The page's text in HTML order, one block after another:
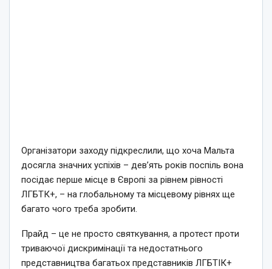
Організатори заходу підкреслили, що хоча Мальта
досягла значних успіхів – дев’ять років поспіль вона
посідає перше місце в Європі за рівнем рівності
ЛГБТК+, – на глобальному та місцевому рівнях ще
багато чого треба зробити.
Прайд – це не просто святкування, а протест проти
триваючої дискримінації та недостатнього
представництва багатьох представників ЛГБТІК+